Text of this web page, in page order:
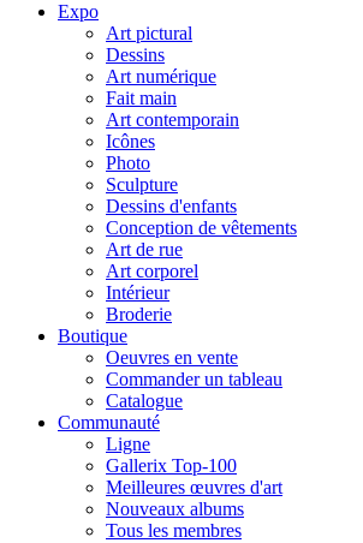
Expo
Art pictural
Dessins
Art numérique
Fait main
Art contemporain
Icônes
Photo
Sculpture
Dessins d'enfants
Conception de vêtements
Art de rue
Art corporel
Intérieur
Broderie
Boutique
Oeuvres en vente
Commander un tableau
Catalogue
Communauté
Ligne
Gallerix Top-100
Meilleures œuvres d'art
Nouveaux albums
Tous les membres